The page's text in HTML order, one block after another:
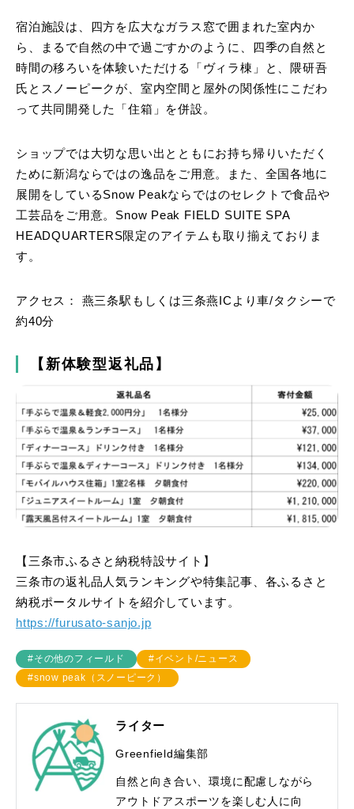
宿泊施設は、四方を広大なガラス窓で囲まれた室内か
ら、まるで自然の中で過ごすかのように、四季の自然と
時間の移ろいを体験いただける「ヴィラ棟」と、隈研吾
氏とスノーピークが、室内空間と屋外の関係性にこだわ
って共同開発した「住箱」を併設。
ショップでは大切な思い出とともにお持ち帰りいただく
ために新潟ならではの逸品をご用意。また、全国各地に
展開をしているSnow Peakならではのセレクトで食品や
工芸品をご用意。Snow Peak FIELD SUITE SPA
HEADQUARTERS限定のアイテムも取り揃えておりま
す。
アクセス： 燕三条駅もしくは三条燕ICより車/タクシーで
約40分
【新体験型返礼品】
【三条市ふるさと納税特設サイト】
三条市の返礼品人気ランキングや特集記事、各ふるさと
納税ポータルサイトを紹介しています。
https://furusato-sanjo.jp
#その他のフィールド
#イベント/ニュース
#snow peak（スノーピーク）
ライター
Greenfield編集部
自然と向き合い、環境に配慮しながら
アウトドアスポーツを楽しむ人に向